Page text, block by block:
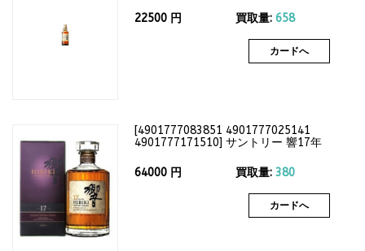
22500 円 買取量: 658
カードへ
[4901777083851 4901777025141
4901777171510] サントリー 響17年
64000 円 買取量: 380
カードへ